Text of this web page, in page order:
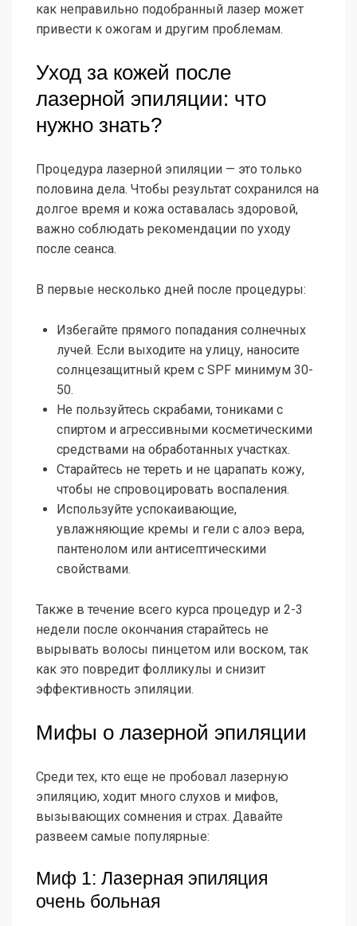
как неправильно подобранный лазер может
привести к ожогам и другим проблемам.
Уход за кожей после
лазерной эпиляции: что
нужно знать?
Процедура лазерной эпиляции — это только
половина дела. Чтобы результат сохранился на
долгое время и кожа оставалась здоровой,
важно соблюдать рекомендации по уходу
после сеанса.
В первые несколько дней после процедуры:
Избегайте прямого попадания солнечных
лучей. Если выходите на улицу, наносите
солнцезащитный крем с SPF минимум 30-
50.
Не пользуйтесь скрабами, тониками с
спиртом и агрессивными косметическими
средствами на обработанных участках.
Старайтесь не тереть и не царапать кожу,
чтобы не спровоцировать воспаления.
Используйте успокаивающие,
увлажняющие кремы и гели с алоэ вера,
пантенолом или антисептическими
свойствами.
Также в течение всего курса процедур и 2-3
недели после окончания старайтесь не
вырывать волосы пинцетом или воском, так
как это повредит фолликулы и снизит
эффективность эпиляции.
Мифы о лазерной эпиляции
Среди тех, кто еще не пробовал лазерную
эпиляцию, ходит много слухов и мифов,
вызывающих сомнения и страх. Давайте
развеем самые популярные:
Миф 1: Лазерная эпиляция
очень больная